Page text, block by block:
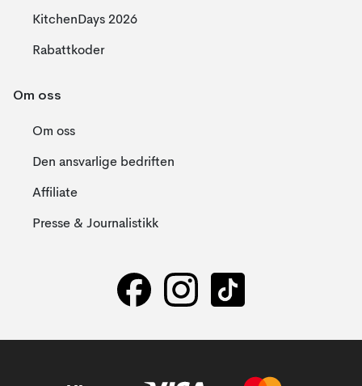
KitchenDays 2026
Rabattkoder
Om oss
Om oss
Den ansvarlige bedriften
Affiliate
Presse & Journalistikk